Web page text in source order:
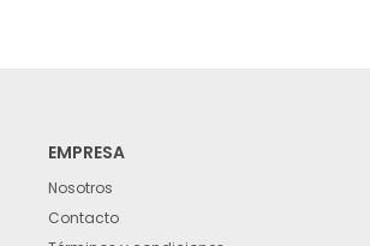
EMPRESA
Nosotros
Contacto